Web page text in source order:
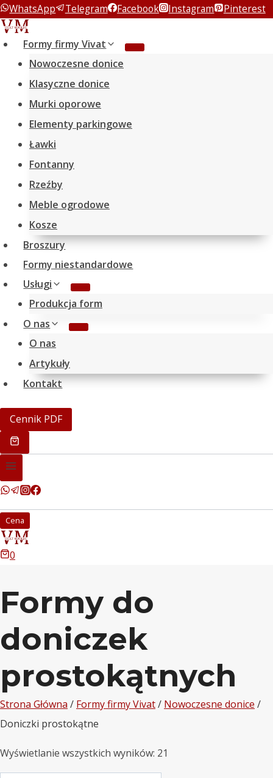
Przeskocz
do
treści
WhatsApp Telegram Facebook Instagram Pinterest
Formy firmy Vivat
Nowoczesne donice
Klasyczne donice
Murki oporowe
Elementy parkingowe
Ławki
Fontanny
Rzeźby
Meble ogrodowe
Kosze
Broszury
Formy niestandardowe
Usługi
Produkcja form
O nas
O nas
Artykuły
Kontakt
Cennik PDF
Cena
0
Formy do
doniczek
prostokątnych
Strona Główna / Formy firmy Vivat/ Nowoczesne donice /
Doniczki prostokątne
Wyświetlanie wszystkich wyników: 21